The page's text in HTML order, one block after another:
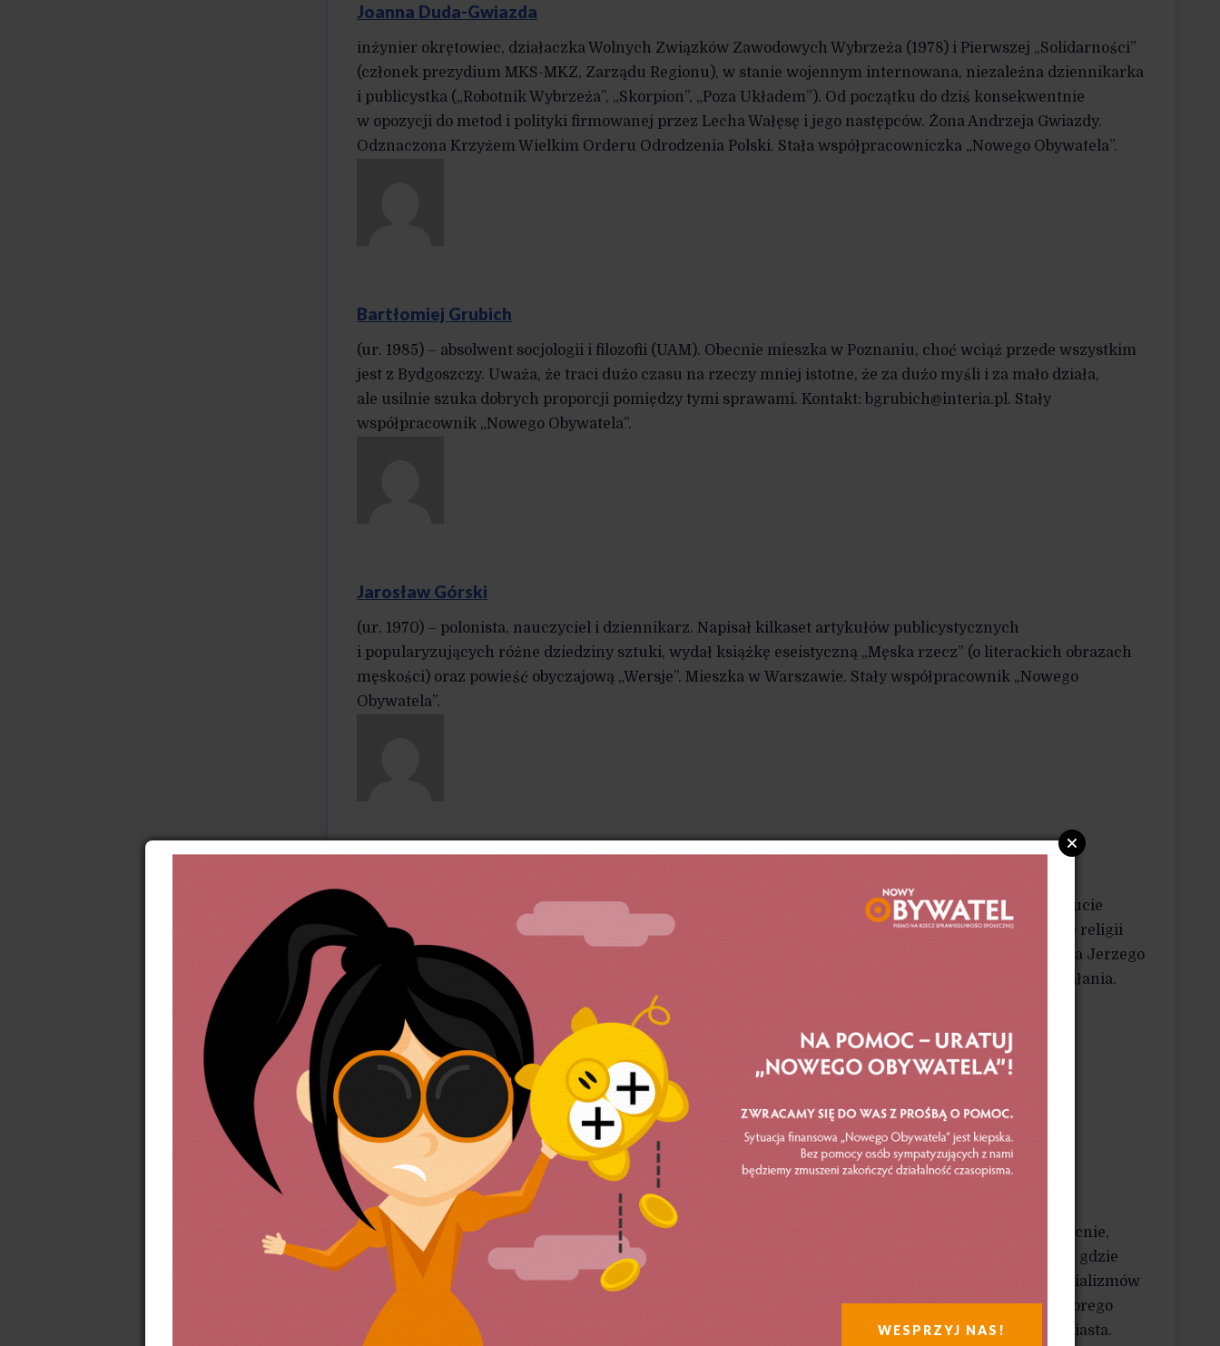
Joanna Duda-Gwiazda
inżynier okrętowiec, działaczka Wolnych Związków Zawodowych Wybrzeża (1978) i Pierwszej „Solidarności”
(członek prezydium MKS-MKZ, Zarządu Regionu), w stanie wojennym internowana, niezależna dziennikarka
i publicystka („Robotnik Wybrzeża”, „Skorpion”, „Poza Układem”). Od początku do dziś konsekwentnie
w opozycji do metod i polityki firmowanej przez Lecha Wałęsę i jego następców. Żona Andrzeja Gwiazdy.
Odznaczona Krzyżem Wielkim Orderu Odrodzenia Polski. Stała współpracowniczka „Nowego Obywatela”.
Bartłomiej Grubich
(ur. 1985) – absolwent socjologii i filozofii (UAM). Obecnie mieszka w Poznaniu, choć wciąż przede wszystkim
jest z Bydgoszczy. Uważa, że traci dużo czasu na rzeczy mniej istotne, że za dużo myśli i za mało działa,
ale usilnie szuka dobrych proporcji pomiędzy tymi sprawami. Kontakt: bgrubich@interia.pl. Stały
współpracownik „Nowego Obywatela”.
Jarosław Górski
(ur. 1970) – polonista, nauczyciel i dziennikarz. Napisał kilkaset artykułów publicystycznych
i popularyzujących różne dziedziny sztuki, wydał książkę eseistyczną „Męska rzecz” (o literackich obrazach
męskości) oraz powieść obyczajową „Wersje”. Mieszka w Warszawie. Stały współpracownik „Nowego
Obywatela”.
(ur. 1973) – politolog i religioznawca. Doktor habilitowany nauk humanistycznych, profesor w Instytucie
Religioznawstwa Uniwersytetu Jagiellońskiego. Autor książek „Katolicyzm a idea narodowa. Miejsce religii
w myśli obozu narodowego lat okupacji” (2002), „Oportet vos nasci denuo. Myśl społeczno-polityczna Jerzego
Brauna” (2006), „O dobro wspólne. Szkice z katolicyzmu społecznego” (2010) i „Ekonomia współdziałania.
Katolicka nauka społeczna wobec wyzwań globalnego kapitalizmu” (2016). Od urodzenia mieszka
w Myślenicach i bardzo jest z tego zadowolony. Stały współpracownik „Nowego Obywatela”.
Sebastian Maćkowski
(ur. 1973) – dr hab. nauk fizycznych pracujący na Uniwersytecie Mikołaja Kopernika w Toruniu. Obecnie,
po kilkuletnich stażach naukowych w Stanach Zjednoczonych i Niemczech, mieszka pod Toruniem, gdzie
wspólnie z Żoną opiekuje się czterema kotami. Obszar zainteresowań: oblicza i konsekwencje imperializmów
militarnych i ekonomicznych, zrównoważone rolnictwo, bezpieczna i smaczna żywność. Amator dobrego
piwa i domowego jedzenia odnajdujący równowagę w cichym i spokojnym życiu z dala od zgiełku miasta.
WESPRZYJ NAS!